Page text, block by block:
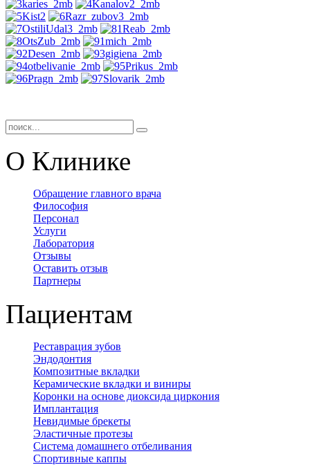
О Клинике
Обращение главного врача
Философия
Персонал
Услуги
Лаборатория
Отзывы
Оставить отзыв
Партнеры
Пациентам
Реставрация зубов
Эндодонтия
Композитные вкладки
Керамические вкладки и виниры
Коронки на основе диоксида циркония
Имплантация
Невидимые брекеты
Эластичные протезы
Система домашнего отбеливания
Спортивные каппы